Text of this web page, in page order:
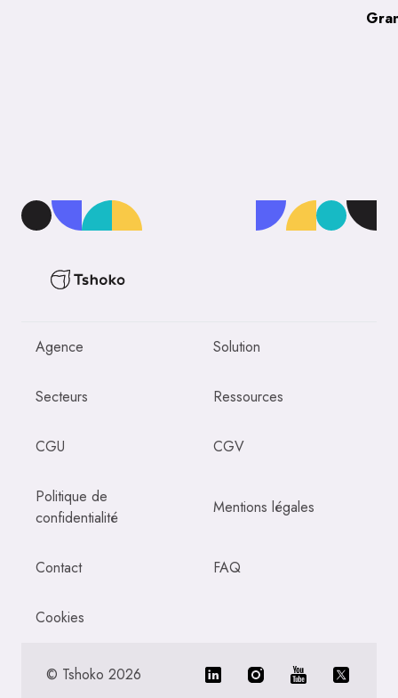
Agence Solution
Secteurs Ressources
CGU CGV
Politique de
confidentialité
Mentions légales
Contact FAQ
Cookies
© Tshoko 2026